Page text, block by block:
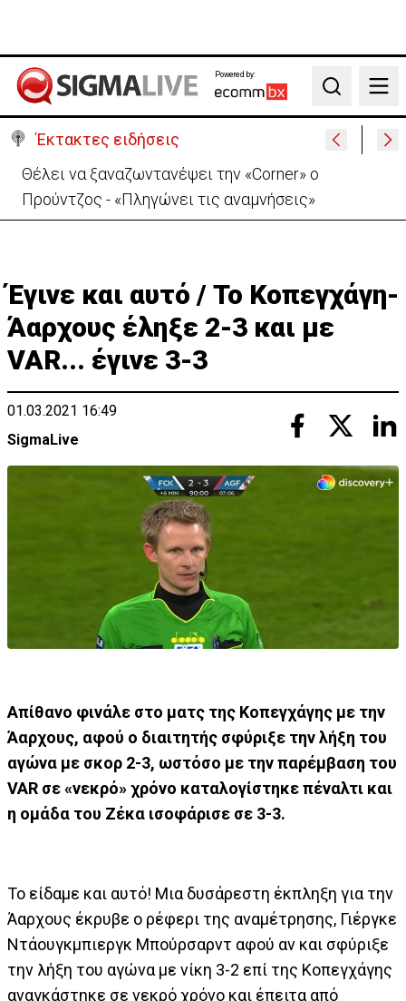
Powered by:
Search
Έκτακτες ειδήσεις
Χειροπέδες σε μοναχό για απόπειρα φόνου-
Μαχαίρωσε στο λαιμό 53χρονο
Έγινε και αυτό / Το Κοπεγχάγη-
Άαρχους έληξε 2-3 και με
VAR... έγινε 3-3
01.03.2021 16:49
SigmaLive
Απίθανο φινάλε στο ματς της Κοπεγχάγης με την
Άαρχους, αφού ο διαιτητής σφύριξε την λήξη του
αγώνα με σκορ 2-3, ωστόσο με την παρέμβαση του
VAR σε «νεκρό» χρόνο καταλογίστηκε πέναλτι και
η ομάδα του Ζέκα ισοφάρισε σε 3-3.
Το είδαμε και αυτό! Μια δυσάρεστη έκπληξη για την
Άαρχους έκρυβε ο ρέφερι της αναμέτρησης, Γιέργκε
Ντάουγκμπιεργκ Μπούρσαρντ αφού αν και σφύριξε
την λήξη του αγώνα με νίκη 3-2 επί της Κοπεγχάγης
αναγκάστηκε σε νεκρό χρόνο και έπειτα από